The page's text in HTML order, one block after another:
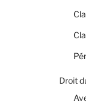
Droit